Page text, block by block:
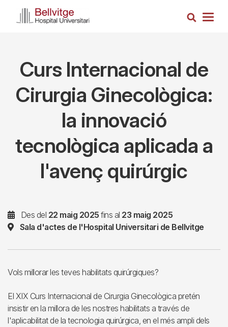
Cerca
Curs Internacional de
Cirurgia Ginecològica:
la innovació
tecnològica aplicada a
l'avenç quirúrgic
Des del 22 maig 2025 fins al 23 maig 2025
Sala d'actes de l'Hospital Universitari de Bellvitge
Vols millorar les teves habilitats quirúrgiques?
El XIX Curs Internacional de Cirurgia Ginecològica pretén
insistir en la millora de les nostres habilitats a través de
l'aplicabilitat de la tecnologia quirúrgica, en el més ampli dels